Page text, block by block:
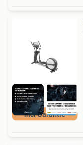
incl Garantie